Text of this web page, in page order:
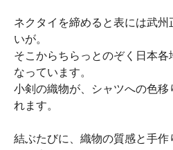
ネクタイを締めると表には武
いが。
そこからちらっとのぞく日本
なっています。
小剣の織物が、シャツへの色移
れます。
結ぶたびに、織物の質感と手